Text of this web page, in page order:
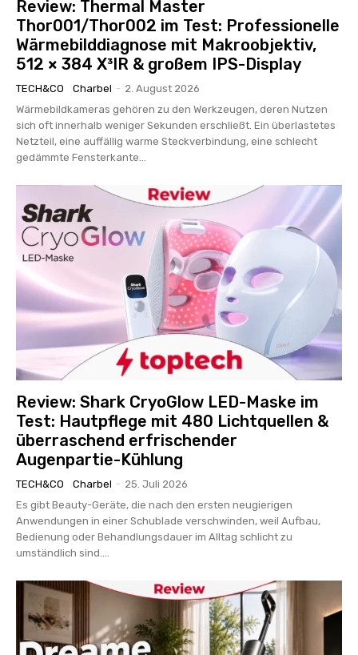
Review: Thermal Master
Thor001/Thor002 im Test: Professionelle
Wärmebilddiagnose mit Makroobjektiv,
512 × 384 X³IR & großem IPS-Display
TECH&CO Charbel - 2. August 2026
Wärmebildkameras gehören zu den Werkzeugen, deren Nutzen
sich oft innerhalb weniger Sekunden erschließt. Ein überlastetes
Netzteil, eine auffällig warme Steckverbindung, eine schlecht
gedämmte Fensterkante...
Review: Shark CryoGlow LED-Maske im
Test: Hautpflege mit 480 Lichtquellen &
überraschend erfrischender
Augenpartie-Kühlung
TECH&CO Charbel - 25. Juli 2026
Es gibt Beauty-Geräte, die nach den ersten neugierigen
Anwendungen in einer Schublade verschwinden, weil Aufbau,
Bedienung oder Behandlungsdauer im Alltag schlicht zu
umständlich sind....